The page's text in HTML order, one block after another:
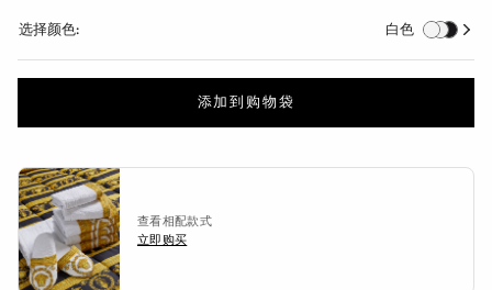
选择颜色: 白色
添加到购物袋
查看相配款式
立即购买